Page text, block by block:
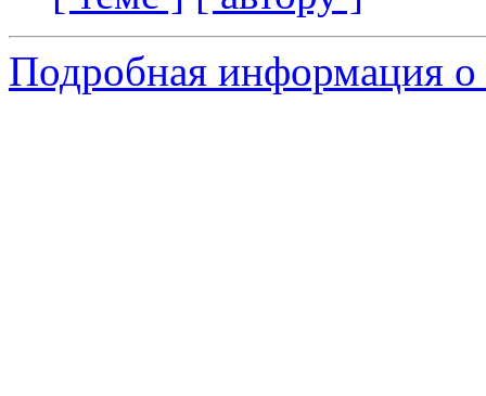
Подробная информация о